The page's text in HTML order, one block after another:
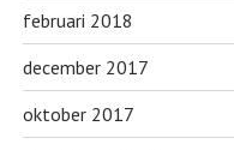
februari 2018
december 2017
oktober 2017